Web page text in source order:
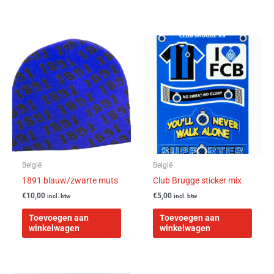
België
1891 blauw/zwarte muts
€10,00 incl. btw
Toevoegen aan
winkelwagen
België
Club Brugge sticker mix
€5,00 incl. btw
Toevoegen aan
winkelwagen